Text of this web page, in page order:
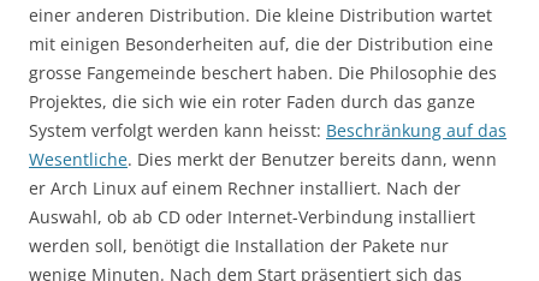
einer anderen Distribution. Die kleine Distribution wartet
mit einigen Besonderheiten auf, die der Distribution eine
grosse Fangemeinde beschert haben. Die Philosophie des
Projektes, die sich wie ein roter Faden durch das ganze
System verfolgt werden kann heisst: Beschränkung auf das
Wesentliche. Dies merkt der Benutzer bereits dann, wenn
er Arch Linux auf einem Rechner installiert. Nach der
Auswahl, ob ab CD oder Internet-Verbindung installiert
werden soll, benötigt die Installation der Pakete nur
wenige Minuten. Nach dem Start präsentiert sich das